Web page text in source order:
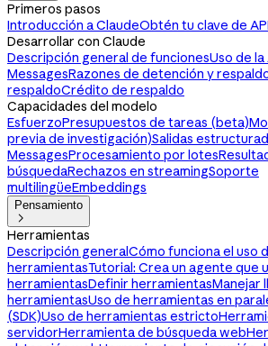
Primeros pasos
Introducción a ClaudeObtén tu clave de API
Desarrollar con Claude
Descripción general de funcionesUso de la
MessagesRazones de detención y
respaldoCrédito de respaldo
Capacidades del modelo
EsfuerzoPresupuestos de tareas (beta)
previa de investigación)Salidas
MessagesProcesamiento por lotes
búsquedaRechazos en streamingSoporte
multilingüeEmbeddings
Pensamiento

Herramientas
Descripción generalCómo funciona el uso
herramientasTutorial: Crea un agente que
herramientasDefinir herramientasManejar
herramientasUso de herramientas en
(SDK)Uso de herramientas estricto
servidorHerramienta de búsqueda web